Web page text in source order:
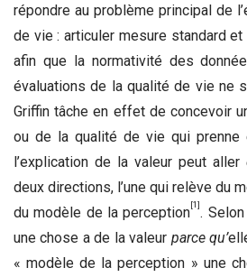
répondre au problème principal de
de vie : articuler mesure standard
afin que la normativité des
évaluations de la qualité de vie ne
Griffin tâche en effet de concevoir
ou de la qualité de vie qui
l’explication de la valeur peut aller
deux directions, l’une qui relève du
du modèle de la perception [1] .
une chose a de la valeur parce qu’
« modèle de la perception » une